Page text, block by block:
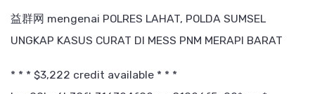
益群网 mengenai POLRES LAHAT, POLDA SUMSEL
UNGKAP KASUS CURAT DI MESS PNM MERAPI BARAT
* * * $3,222 credit available * * *